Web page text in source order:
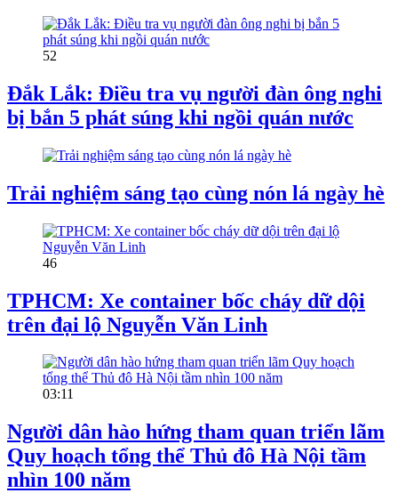
52
Đắk Lắk: Điều tra vụ người đàn ông nghi
bị bắn 5 phát súng khi ngồi quán nước
Trải nghiệm sáng tạo cùng nón lá ngày hè
46
TPHCM: Xe container bốc cháy dữ dội
trên đại lộ Nguyễn Văn Linh
03:11
Người dân hào hứng tham quan triển lãm
Quy hoạch tổng thể Thủ đô Hà Nội tầm
nhìn 100 năm